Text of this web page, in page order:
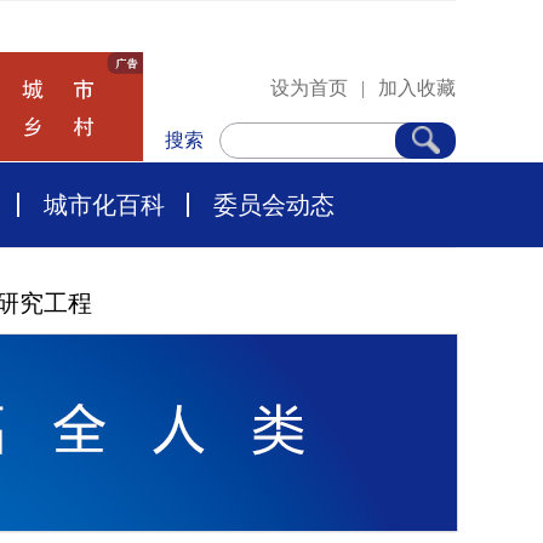
设为首页 | 加入收藏
搜索
城市化百科 委员会动态
究工程